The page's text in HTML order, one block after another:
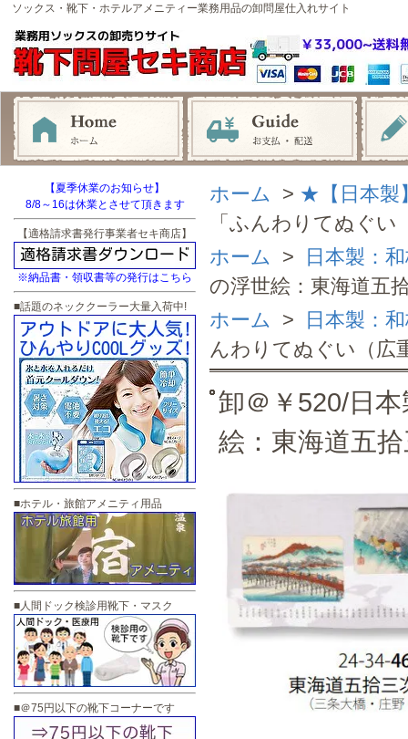
ソックス・靴下・ホテルアメニティー業務用品の卸問屋仕入れサイト
ホーム > ★【日本製
「ふんわりてぬぐ
ホーム >
日本製：
の浮世絵：東海道五
ホーム >
日本製：
んわりてぬぐい（広
卸＠￥520/日
絵：東海道五
【夏季休業のお知らせ】
8/8～16は休業とさせて頂きます
【適格請求書発行事業者セキ商店】
※納品書・領収書等の発行はこちら
■話題のネッククーラー大量入荷中!
■ホテル・旅館アメニティ用品
■人間ドック検診用靴下・マスク
■＠75円以下の靴下コーナーです